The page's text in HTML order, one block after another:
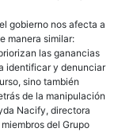
gobierno nos afecta a
manera similar:
las ganancias
identificar y denunciar
sino también
de la manipulación
Nacify, directora
del Grupo